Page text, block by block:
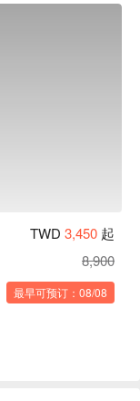
TWD 3,450 起
8,900
最早可预订：08/08